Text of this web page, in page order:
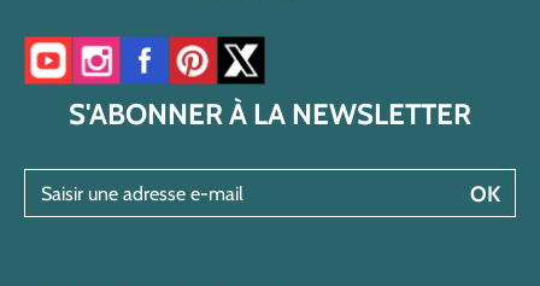
Accéder à notre chaîne YouTube
Accéder à notre compte Instagram
Accéder à notre page Facebook
Accéder à notre compte Pinterest
Accéder à notre compte Twitter/X
S'ABONNER À LA NEWSLETTER
OK